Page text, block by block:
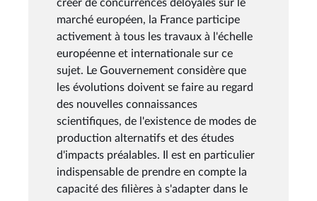
créer de concurrences déloyales sur le
marché européen, la France participe
activement à tous les travaux à l'échelle
européenne et internationale sur ce
sujet. Le Gouvernement considère que
les évolutions doivent se faire au regard
des nouvelles connaissances
scientifiques, de l'existence de modes de
production alternatifs et des études
d'impacts préalables. Il est en particulier
indispensable de prendre en compte la
capacité des filières à s'adapter dans le